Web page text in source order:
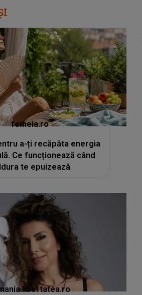
femeia.ro
a-ți recăpăta energia
Ce funcționează când
te epuizează